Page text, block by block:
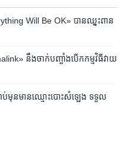
Will Be OK» បាន​ឈ្នះ​ពាន​
នឹង​ចាក់​បញ្ចាំង​បើក​កម្មវិធី​វាយ
ាប់​មុន​មាន​ឈ្មោះ​បោះ​សំឡេង ទទួល​